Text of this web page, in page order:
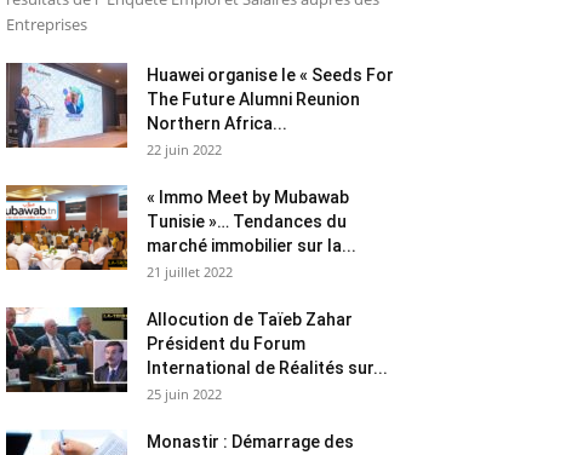
Entreprises
Huawei organise le « Seeds For
The Future Alumni Reunion
Northern Africa...
22 juin 2022
« Immo Meet by Mubawab
Tunisie »… Tendances du
marché immobilier sur la...
21 juillet 2022
Allocution de Taïeb Zahar
Président du Forum
International de Réalités sur...
25 juin 2022
Monastir : Démarrage des